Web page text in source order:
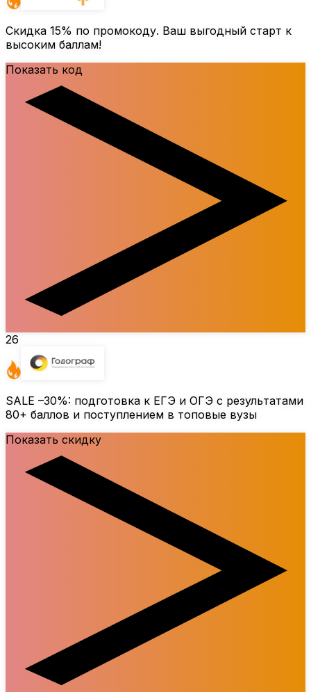
Скидка 15% по промокоду. Ваш выгодный старт к
высоким баллам!
Показать код
26
SALE –30%: подготовка к ЕГЭ и ОГЭ с результатами
80+ баллов и поступлением в топовые вузы
Показать скидку